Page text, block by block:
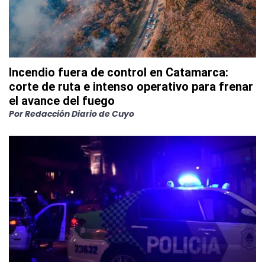
Incendio fuera de control en Catamarca:
corte de ruta e intenso operativo para frenar
el avance del fuego
PorRedacción Diario de Cuyo